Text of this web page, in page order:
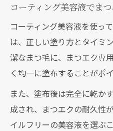
コーティング美容液でま
コーティング美容液を使っ
は、正しい塗り方とタイミ
潔なまつ毛に、まつエク専
く均一に塗布することがポイ
また、塗布後は完全に乾か
成され、まつエクの耐久性
イルフリーの美容液を選ぶ